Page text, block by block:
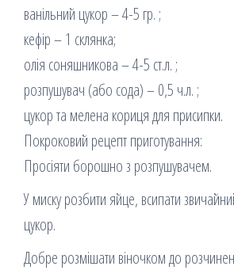
ванільний цукор – 4-5 гр. ;
кефір – 1 склянка;
олія соняшникова – 4-5 ст.л. ;
розпушувач (або сода) – 0,5 ч.л. ;
цукор та мелена кориця для присипки.
Покроковий рецепт приготування:
Просіяти борошно з розпушувачем.
У миску розбити яйце, всипати
цукор.
Добре розмішати віночком до